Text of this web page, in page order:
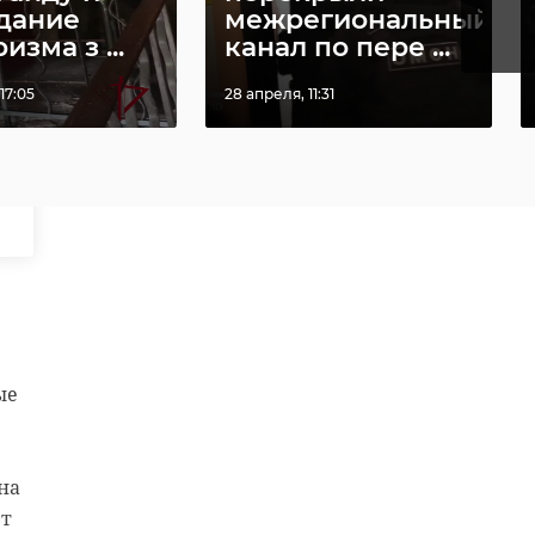
з ...
межрегиональный
канал по пере ...
28 апреля, 11:31